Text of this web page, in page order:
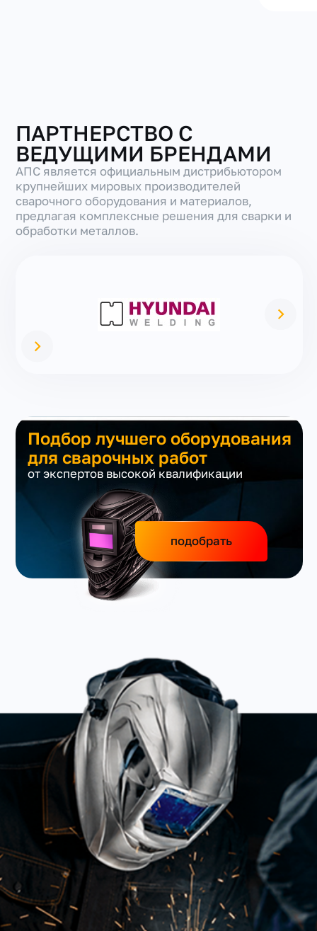
ПАРТНЕРСТВО С
ВЕДУЩИМИ БРЕНДАМИ
АПС является официальным дистрибьютором
крупнейших мировых производителей
сварочного оборудования и материалов,
предлагая комплексные решения для сварки и
обработки металлов.
Подбор лучшего оборудования
для сварочных работ
от экспертов высокой квалификации
подобрать